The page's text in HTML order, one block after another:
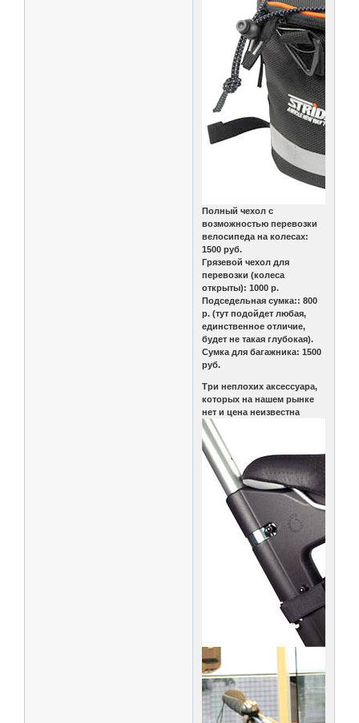
Полный чехол с
возможностью перевозки
велосипеда на колесах:
1500 руб.
Грязевой чехол для
перевозки (колеса
открыты): 1000 р.
Подседельная сумка:: 800
р. (тут подойдет любая,
единственное отличие,
будет не такая глубокая).
Сумка для багажника: 1500
руб.
Три неплохих аксессуара,
которых на нашем рынке
нет и цена неизвестна